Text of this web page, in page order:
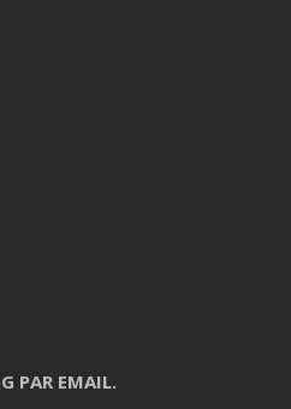
PAR EMAIL.